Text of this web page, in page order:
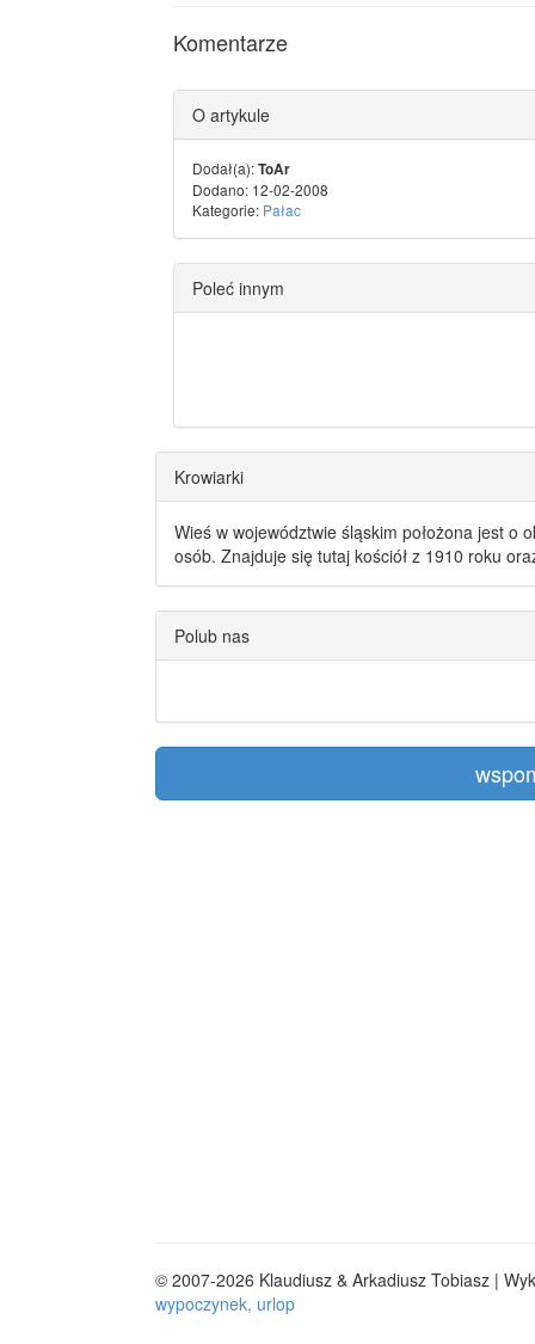
Komentarze
O artykule
Dodał(a):ToAr
Dodano: 12-02-2008
Kategorie: Pałac
Poleć innym
Krowiarki
Wieś w województwie śląskim położona jest o
osób. Znajduje się tutaj kościół z 1910 roku
Polub nas
© 2007-2026 Klaudiusz & Arkadiusz Tobiasz |
wypoczynek, urlop